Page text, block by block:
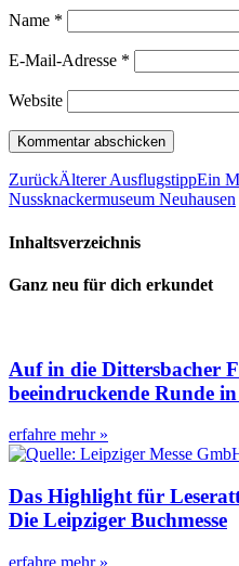
Name *
E-Mail-Adresse *
Website
ZurückÄlterer AusflugstippEin
Nussknackermuseum Neuhausen
Inhaltsverzeichnis
Ganz neu für dich erkundet
Auf in die Dittersbacher
beeindruckende Runde
erfahre mehr »
Das Highlight für
Die Leipziger Buchmesse
erfahre mehr »